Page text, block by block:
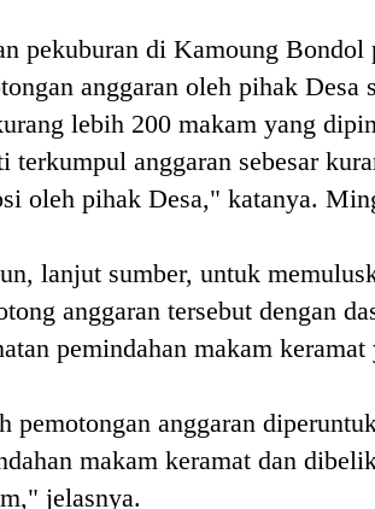
pekuburan di Kamoung Bondol
anggaran oleh pihak Desa
lebih 200 makam yang
terkumpul anggaran sebesar
oleh pihak Desa," katanya.
lanjut sumber, untuk
anggaran tersebut dengan
pemindahan makam
pemotongan anggaran
makam keramat dan
jelasnya.